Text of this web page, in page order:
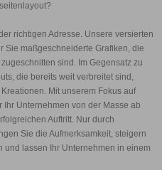
richtigen Adresse. Unsere versierten
Sie maßgeschneiderte Grafiken, die
sind. Im Gegensatz zu
die bereits weit verbreitet sind,
Mit unserem Fokus auf
Ihr Unternehmen von der Masse ab
Auftritt. Nur durch
Sie die Aufmerksamkeit, steigern
und lassen Ihr Unternehmen in einem